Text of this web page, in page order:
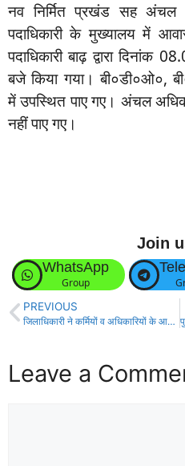
नव निर्मित प्रखंड सह अंचल
पदाधिकारी के मुख्यालय में
पदाधिकारी बाढ़ द्वारा
बजे किया गया। बी०डी०ओ०,
में उपस्थित पाए गए। अंचल
नहीं पाए गए।
Join
WhatsApp
Group
PREVIOUS
जिलाधिकारी ने कर्मियों व अधिकारियों के आवास हेतु निर्माणाधीन भवन का किया निरीक्षण!
Leave a